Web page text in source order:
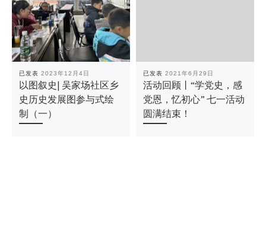
已发表 2023年12月4日
以图叙史| 吴家场社区乡
史历史发展图参与式绘
制（一）
已发表 2021年6月29日
活动回顾丨“学党史，感
党恩，忆初心” 七一活动
圆满结束！